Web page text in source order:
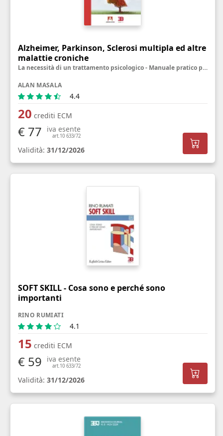
Alzheimer, Parkinson, Sclerosi multipla ed altre
malattie croniche
La necessità di un trattamento psicologico - Manuale pratico per personale sanitario, famigliari ed utenti
ALAN MASALA
4.4
20 crediti ECM
€ 77 iva esente
art.10 633/72
Validità: 31/12/2026
SOFT SKILL - Cosa sono e perché sono
importanti
RINO RUMIATI
4.1
15 crediti ECM
€ 59 iva esente
art.10 633/72
Validità: 31/12/2026